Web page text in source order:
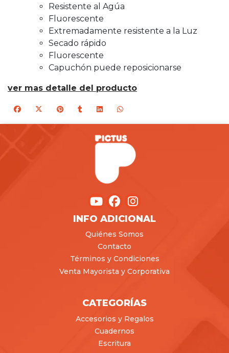
Resistente al Agúa
Fluorescente
Extremadamente resistente a la Luz
Secado rápido
Fluorescente
Capuchón puede reposicionarse
ver mas detalle del producto
INFO ADICIONAL
Quiénes Somos
Contacto
Términos y Condiciones
Venta Mayorista y Corporativa
CATEGORÍAS
Accesorios y Regalos
Cuadernos
Escritura